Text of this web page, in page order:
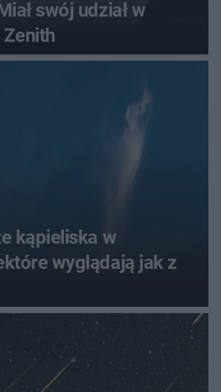
swój udział w
kąpieliska w
wyglądają jak z